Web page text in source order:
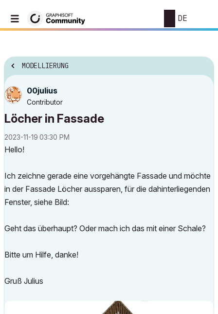
DE
MODELLIERUNG
00julius
Contributor
Löcher in Fassade
‎2023-11-19 03:30 PM
Hello!
Ich zeichne gerade eine vorgehängte Fassade und möchte
in der Fassade Löcher aussparen, für die dahinterliegenden
Fenster, siehe Bild:
Geht das überhaupt? Oder mach ich das mit einer Schale?
Bitte um Hilfe, danke!
Gruß Julius